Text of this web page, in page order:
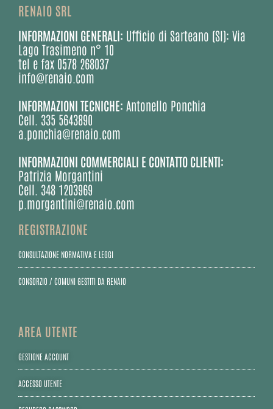
RENAIO SRL
INFORMAZIONI GENERALI: Ufficio di Sarteano (SI): Via
Lago Trasimeno n° 10
tel e fax 0578 268037
info@renaio.com
INFORMAZIONI TECNICHE: Antonello Ponchia
Cell. 335 5643890
a.ponchia@renaio.com
INFORMAZIONI COMMERCIALI E CONTATTO CLIENTI:
Patrizia Morgantini
Cell. 348 1203969
p.morgantini@renaio.com
REGISTRAZIONE
CONSULTAZIONE NORMATIVA E LEGGI
CONSORZIO / COMUNI GESTITI DA RENAIO
AREA UTENTE
GESTIONE ACCOUNT
ACCESSO UTENTE